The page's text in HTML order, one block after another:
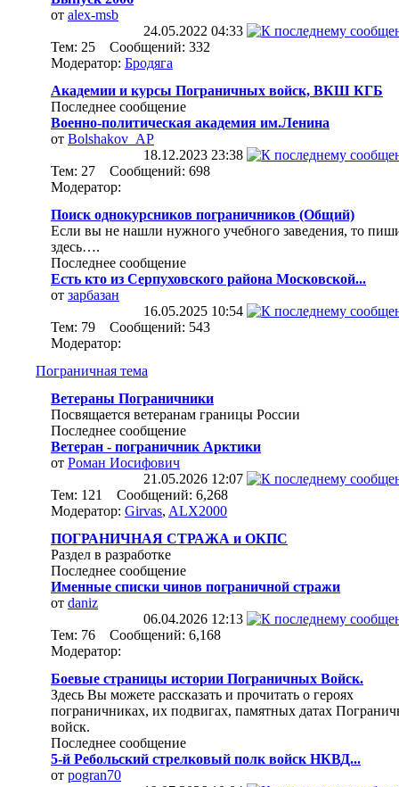
от alex-msb
24.05.2022 04:33
Тем: 25 Сообщений: 332
Модератор: Бродяга
Академии и курсы Пограничных войск, ВКШ КГБ
Последнее сообщение
Военно-политическая академия им.Ленина
от Bolshakov_AP
18.12.2023 23:38
Тем: 27 Сообщений: 698
Модератор:
Поиск однокурсников пограничников (Общий)
Если вы не нашли нужного учебного заведения, то
здесь….
Последнее сообщение
Есть кто из Серпуховского района Московской...
от зарбазан
16.05.2025 10:54
Тем: 79 Сообщений: 543
Модератор:
Пограничная тема
Ветераны Пограничники
Посвящается ветеранам границы России
Последнее сообщение
Ветеран - пограничник Арктики
от Роман Иосифович
21.05.2026 12:07
Тем: 121 Сообщений: 6,268
Модератор: Girvas, ALX2000
ПОГРАНИЧНАЯ СТРАЖА и ОКПС
Раздел в разработке
Последнее сообщение
Именные списки чинов пограничной стражи
от daniz
06.04.2026 12:13
Тем: 76 Сообщений: 6,168
Модератор:
Боевые страницы истории Пограничных Войск.
Здесь Вы можете рассказать и прочитать о героях
пограничниках, их подвигах, памятных датах
войск.
Последнее сообщение
5-й Ребольский стрелковый полк войск НКВД...
от pogran70